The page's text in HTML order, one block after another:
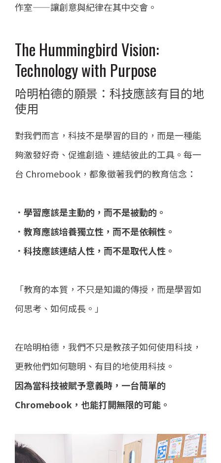
作室——讓創意與紀律在其中交會。
The Hummingbird Vision:
Technology with Purpose
哈明柏德的願景：科技應該有目的地
使用
對我們而言，科技不是學習的目的，而是一種能
夠激發好奇、促進創造、連結彼此的工具。每一
台 Chromebook，都象徵著我們的教育信念：
．學習應該是主動的，而不是被動的。
．教育應該培養獨立性，而不是依賴性。
．科技應該連結人性，而不是取代人性。
「教育的本質，不只是知識的傳授，而是學習如
何思考、如何成長。」
在哈明柏德，我們不只是教孩子如何使用科技，
更教他們如何聰明、有目的地使用科技。
因為當科技被賦予意義時，一台簡單的
Chromebook，也能打開無限的可能。